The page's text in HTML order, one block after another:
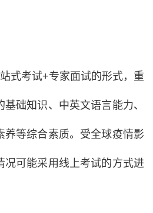
式考试+专家面试的形式，重
础知识、中英文语言能力、
养等综合素质。受全球疫情影
况可能采用线上考试的方式进